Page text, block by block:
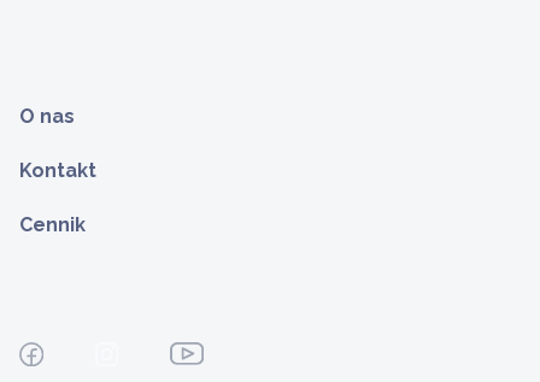
O nas
Kontakt
Cennik